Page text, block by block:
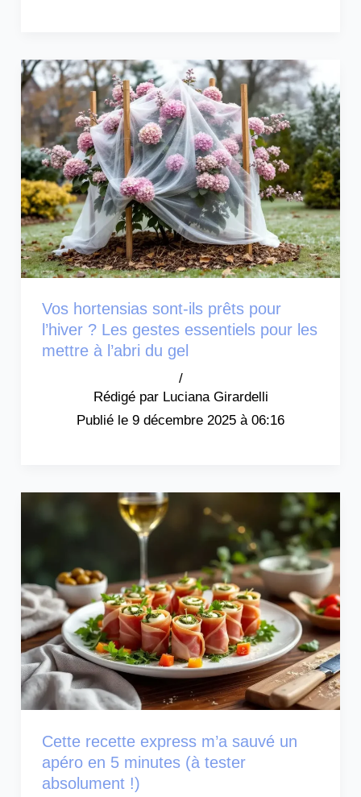
Vos hortensias sont-ils prêts pour
l’hiver ? Les gestes essentiels pour les
mettre à l’abri du gel
Luciana Girardelli
/
9 décembre 2025 à 06:16
Cette recette express m’a sauvé un
apéro en 5 minutes (à tester
absolument !)